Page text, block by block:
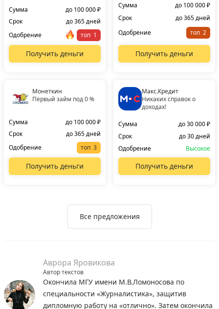
Сумма
до 100 000 ₽
Срок
до 365 дней
Одобрение
топ
Получить деньги
Сумма
до 100 000 ₽
Срок
до 365 дней
Одобрение
топ
Получить деньги
Монеткин
Первый займ под 0 %
Сумма
до 100 000 ₽
Срок
до 365 дней
Одобрение
топ
Получить деньги
Макс.Кредит
Никаких справок о
доходах!
Сумма
до 30 000 ₽
Срок
до 30 дней
Одобрение
Высокое
Получить деньги
Все предложения
Аврора Яровикова
Автор текстов
Окончила МГУ имени М.В.Ломоносова по
специальности «Журналистика», защитив
дипломную работу на «отлично». Затем окончила